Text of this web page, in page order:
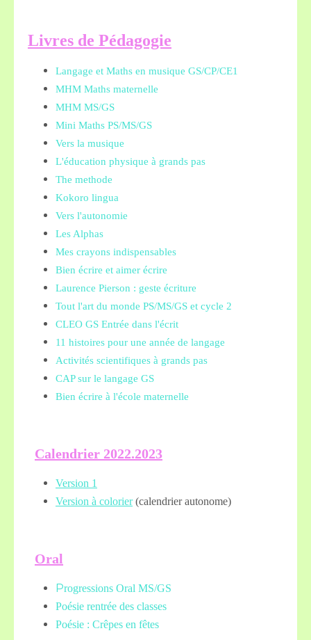
Livres de Pédagogie
Langage et Maths en musique GS/CP/CE1
MHM Maths maternelle
MHM MS/GS
Mini Maths PS/MS/GS
Vers la musique
L'éducation physique à grands pas
The methode
Kokoro lingua
Vers l'autonomie
Les Alphas
Mes crayons indispensables
Bien écrire et aimer écrire
Laurence Pierson : geste écriture
Tout l'art du monde PS/MS/GS et cycle 2
CLEO GS Entrée dans l'écrit
11 histoires pour une année de langage
Activités scientifiques à grands pas
CAP sur le langage GS
Bien écrire à l'école maternelle
Calendrier 2022.2023
Version 1
Version à colorier(calendrier autonome)
Oral
Progressions Oral MS/GS
Poésie rentrée des classes
Poésie : Crêpes en fêtes